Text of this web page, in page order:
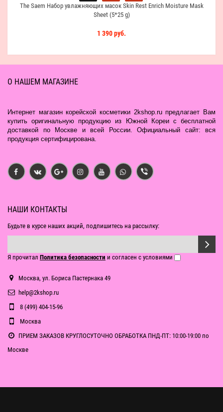
The Saem Набор увлажняющих масок Skin Rest Enrich Moisture Mask
Sheet (5*25 g)
1 390 руб.
О НАШЕМ МАГАЗИНЕ
Интернет магазин корейской косметики 2kshop.ru предлагает Вам
купить оригинальную продукцию из Южной Кореи с бесплатной
доставкой по Москве и всей России. Официальный сайт: вся
продукция сертифицирована.
НАШИ КОНТАКТЫ
Будьте в курсе наших акций, подпишитесь на рассылку:
Я прочитал Политика безопасности и согласен с условиями
Москва, ул. Бориса Пастернака 49
help@2kshop.ru
8 (499) 404-15-96
Москва
ПРИЕМ ЗАКАЗОВ КРУГЛОСУТОЧНО ОБРАБОТКА ПНД-ПТ: 10:00-19:00 по
Москве